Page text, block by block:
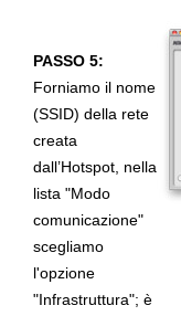
PASSO 5:
Forniamo il nome
(SSID) della rete
creata
dall’Hotspot, nella
lista "Modo
comunicazione"
scegliamo
l'opzione
"Infrastruttura"; è